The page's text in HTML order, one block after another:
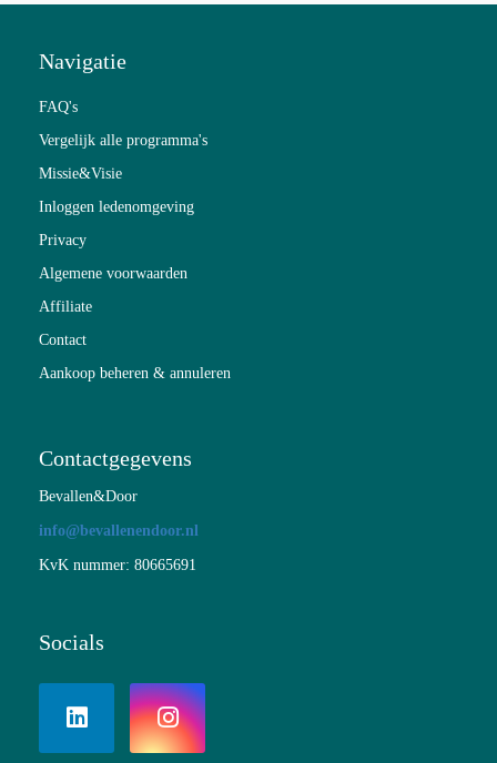
Navigatie
FAQ's
Vergelijk alle programma's
Missie&Visie
Inloggen ledenomgeving
Privacy
Algemene voorwaarden
Affiliate
Contact
Aankoop beheren & annuleren
Contactgegevens
Bevallen&Door
info@bevallenendoor.nl
KvK nummer: 80665691
Socials